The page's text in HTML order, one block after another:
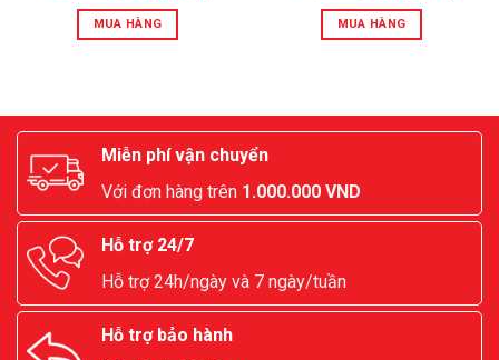
MUA HÀNG MUA HÀNG
Miễn phí vận chuyển
Với đơn hàng trên 1.000.000 VND
Hỗ trợ 24/7
Hỗ trợ 24h/ngày và 7 ngày/tuần
Hỗ trợ bảo hành